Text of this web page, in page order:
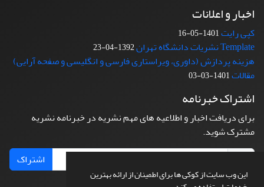
این وب سایت از کوکی ها برای اطمینان از ارائه بهترین
اخبار و اعلانات
کپی رایت1401-05-16
Template نشریات دانشگاه تهران 1392-04-23
هزینه پردازش (داوری، ویراستاری فارسی و انگلیسی و صفحه آرایی)
مقالات1401-03-03
اشتراک خبرنامه
برای دریافت اخبار و اطلاعیه های مهم نشریه در خبرنامه نشریه
مشترک شوید.
اشتراک